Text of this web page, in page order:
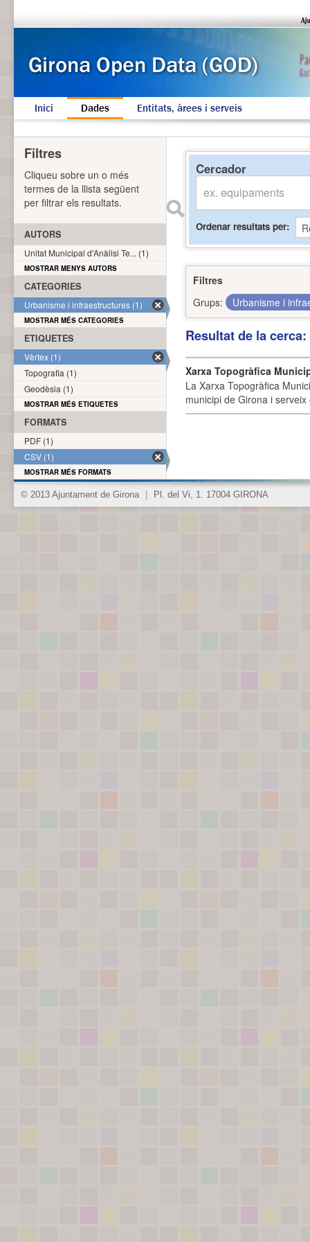
Inici Dades Entitats, àrees i serveis
Cercador
Ordenar resultats per
Filtres
Grups:
Urbanisme i
Resultat de la
Xarxa Topogràfica
La Xarxa Topogràfica
municipi de Girona i
Filtres
Cliqueu sobre un o més
termes de la llista següent
per filtrar els resultats.
AUTORS
Unitat Municipal d'Anàlisi Te... (1)
MOSTRAR MENYS AUTORS
CATEGORIES
Urbanisme i infraestructures (1)
MOSTRAR MÉS CATEGORIES
ETIQUETES
Vèrtex (1)
Topografia (1)
Geodèsia (1)
MOSTRAR MÉS ETIQUETES
FORMATS
PDF (1)
CSV (1)
MOSTRAR MÉS FORMATS
© 2013 Ajuntament de Girona Pl. del Vi, 1. 17004 GIRONA